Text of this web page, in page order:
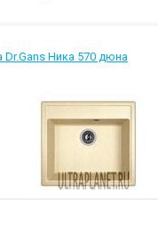
Dr.Gans Ника 570 дюна